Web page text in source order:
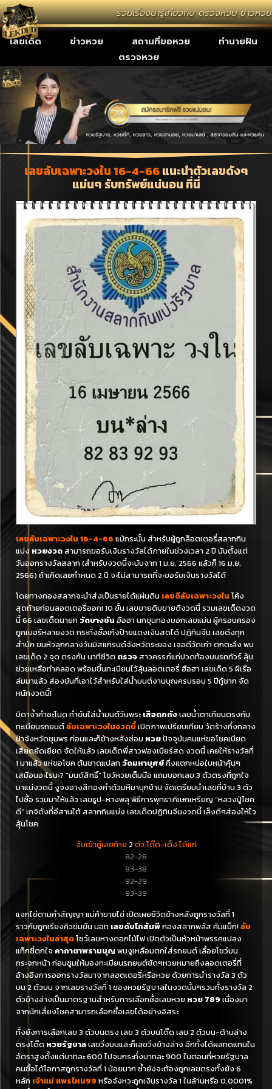
รวมเรื่องน่ารู้เกี่ยวกับ ตรวจหวย ข่าวหวย
เลขเด็ด ข่าวหวย สถานที่ขอหวย
ทำนายฝัน
ตรวจหวย
เลขลับเฉพาะวงใน 16-4-66แนะนำตัวเลขดังๆ
แม่นๆ รับทรัพย์แน่นอน ที่นี่
เลขลับเฉพาะวงใน 16-4-66 แม้กระนั้น สำหรับผู้ถูกล็อตเตอรี่สลากกิน
แบ่ง หวยงวดสามารถขอรับเงินรางวัลได้ภายในช่วงเวลา 2 ปี นับตั้งแต่
วันออกรางวัลสลาก (สำหรับงวดนี้จะนับจาก 1 ม.ย. 2566 แล้วก็ 16 ม.ย.
2566)ถ้าเกิดเลยกำหนด 2 ปี จะไม่สามารถที่จะขอรับเงินรางวัลได้
โดยทางกองสลากจะนำส่งเป็นรายได้แผ่นดิน เลขดีลับเฉพาะวงใน โค้ง
สุดท้ายก่อนลอตเตอรี่ออก! 10 ชั้น เลขขายดิบขายดีงวดนี้ รวมเลขเด็ดงวด
นี้ 66 เลขเด็ดนายก วัดบางชัน ฮือฮา นกขุนทองบอกเลขแม่น ผู้ครอบครอง
ถูกเบอร์หลายงวด กระทั่งซื้อเก๋งป้ายแดงเงินสดได้ ปฏิทินจีน เลขดังทุก
สำนัก ขนหัวลุกกลางวันมิสแกรนด์จังหวัดระยอง เจอดีวัดเก่า ตกตะลึง พบ
เลขเด็ด 2 จุด ตรงกัน นาทีชีวิต ตรวจสาวครรภ์แก่ปวดท้องบนรถทัวร์ ลุ้น
ช่วยเหลือทำคลอด พร้อมขึ้นทะเบียนไว้ลุ้นลอตเตอรี่ ฮือฮาเลขเด็ด 5 ผีเรือ
ล่มมาแล้ว ส่องขันที่เอาไว้สำหรับใส่น้ำมนต์งานบุญครบรอบ 5 ปีกู้ซาก จัด
หนักงวดนี้!
บิดาจ้ำคำชะโนด ทำขันใส่น้ำมนต์วันพระ เสือตกถังเลขน้ำตาเทียนตรงกับ
ทะเบียนรถยนต์ลับเฉพาะวงในงวดนี้เปิดภาพเปรียบเทียบ วัดร้างกึ่งกลาง
ป่าจังหวัดชุมพร ก่อนและก็ข้างหลังซ่อม หวยปัจจุบันคนแห่ขอโชคเบียด
เสียดยัดเยียด จัดให้แล้ว เลขเด็ดพี่สาวฟองเบียร์สด งวดนี้ เคยให้รางวัลที่
1 มาแล้ว แห่ขอโชค ต้นชาดแปลก วัดมหาบุศย์กิ่งแตกหน่อใบหน้าคุ้นๆ
เสมือนอะไรนะ? “มนต์สิทธิ์” โชว์หวยเต็มมือ แถมบอกเลข 3 ตัวตรงที่ถูกใจ
มาแน่งวดนี้ งูจงอางสีทองคำตัวมหึมาบุกบ้าน จัดเตรียมนำเลขที่บ้าน 3 ตัว
ไปซื้อ รวมมาให้แล้ว เลขธูป-หางพลุ พิธีการพุทธาภิเษกเหรียญ “หลวงปู่โชค
ดี” เกจิดังที่อีสานใต้ สลากกินแบ่ง เลขเด็ดปฏิทินจีนงวดนี้ เล็งดีๆส่องให้ไว
ลุ้นโชค
จับเข้าคู่เลขท้าย2ตัว โต๊ด-เต็ง ได้แก่
82-28
83-38
92-29
93-39
แจกไข่ตามคำสัญญา แม่ค้าขายไข่ เปิดเผยชีวิตข้างหลังถูกรางวัลที่ 1
ราวกับถูกเรียงคิวข่มขืน นอท เลขดับโกสัมพีกองสลากพลัส คัมแบ็ก!ลับ
เฉพาะวงในล่าสุดโชว์เลขหางดอกไม้ไฟ เปิดตัวเป็นหัวหน้าพรรคแปลง
แท็กซี่ตกใจ คาถาตาพรานบุญพบงูเหลือมตกใส่รถยนต์ เลื้อยโชว์บน
กระจกหน้า ก่อนซูมให้มองทะเบียนรถยนต์ชัดๆหวยหมายถึงลอตเตอรี่ที่
อ้างอิงการออกรางวัลมาจากลอตเตอรี่หรือหวย ด้วยการนำรางวัล 3 ตัว
บน 2 ตัวบน จากเลขรางวัลที่ 1 ของหวยรัฐบาลในงวดนั้นๆรวมทั้งรางวัล 2
ตัวข้างล่างเป็นมาตรฐานสำหรับการเลือกซื้อเลขหวย หวย 789 เนื่องมา
จากนักเสี่ยงโชคสามารถเลือกซื้อเลขได้อย่างอิสระ
ทั้งยังการเลือกเลข 3 ตัวบนตรง เลข 3 ตัวบนโต๊ด เลข 2 ตัวบน-ด้านล่าง
ตรงโต๊ด หวยรัฐบาลเลขวิ่งบนและก็เลขวิ่งข้างล่างอีกทั้งได้ผลทดแทนใน
อัตราสูงตั้งแต่บาทละ 600 ไปจนกระทั่งบาทละ 900 ในตอนที่หวยรัฐบาล
คนซื้อได้โอกาสถูกรางวัลที่ 1 น้อยมากซ้ำยังจะต้องถูกเลขตรงทั้งยัง 6
หลัก เจ้าแม่ แพรไหม99 หรือจังหวะถูกเงินรางวัล 1 ในล้านหรือ 0.0001%